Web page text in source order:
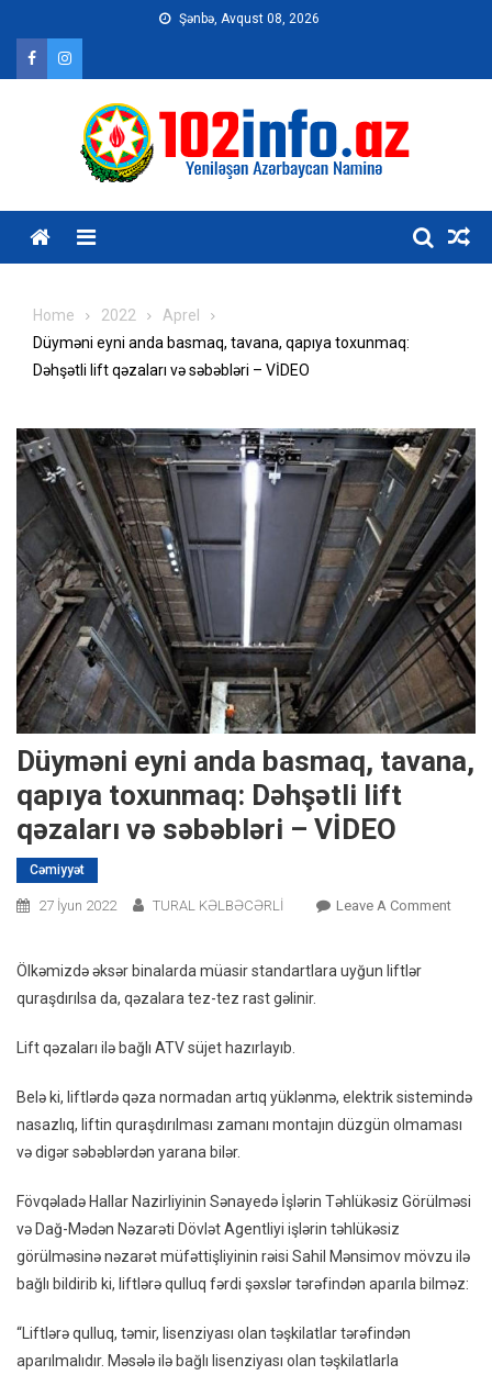
content
Şənbə, Avqust 08, 2026
Home 2022
Aprel
Düyməni eyni anda basmaq, tavana, qapıya toxunmaq:
Dəhşətli lift qəzaları və səbəbləri – VİDEO
Düyməni eyni anda basmaq, tavana,
qapıya toxunmaq: Dəhşətli lift
qəzaları və səbəbləri – VİDEO
Cəmiyyət
27 İyun 2022 TURAL KƏLBƏCƏRLİ Leave A CommentOn
Lift
VİDEO
Ölkəmizdə əksər binalarda müasir standartlara uyğun liftlər
quraşdırılsa da, qəzalara tez-tez rast gəlinir.
Lift qəzaları ilə bağlı ATV süjet hazırlayıb.
Belə ki, liftlərdə qəza normadan artıq yüklənmə, elektrik sistemində
nasazlıq, liftin quraşdırılması zamanı montajın düzgün olmaması
və digər səbəblərdən yarana bilər.
Fövqəladə Hallar Nazirliyinin Sənayedə İşlərin Təhlükəsiz Görülməsi
və Dağ-Mədən Nəzarəti Dövlət Agentliyi işlərin təhlükəsiz
görülməsinə nəzarət müfəttişliyinin rəisi Sahil Mənsimov mövzu ilə
bağlı bildirib ki, liftlərə qulluq fərdi şəxslər tərəfindən aparıla bilməz:
“Liftlərə qulluq, təmir, lisenziyası olan təşkilatlar tərəfindən
aparılmalıdır. Məsələ ilə bağlı lisenziyası olan təşkilatlarla